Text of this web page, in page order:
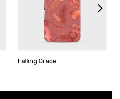
Falling Grace